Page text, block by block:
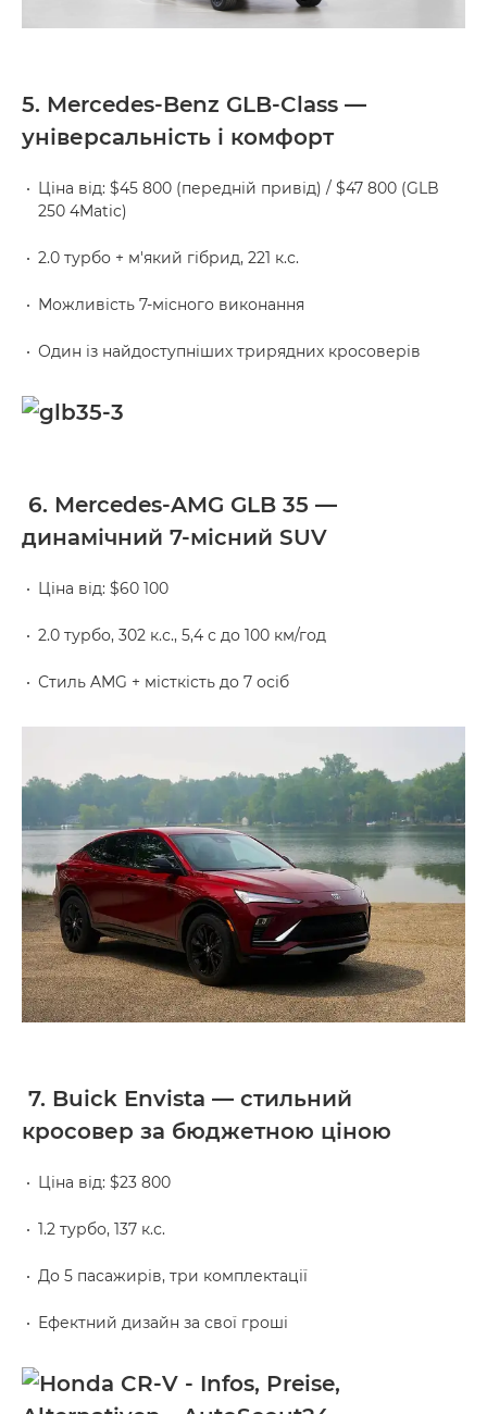
5. Mercedes-Benz GLB-Class —
універсальність і комфорт
Ціна від: $45 800 (передній привід) / $47 800 (GLB
250 4Matic)
2.0 турбо + м'який гібрид, 221 к.с.
Можливість 7-місного виконання
Один із найдоступніших трирядних кросоверів
6. Mercedes-AMG GLB 35 —
динамічний 7-місний SUV
Ціна від: $60 100
2.0 турбо, 302 к.с., 5,4 с до 100 км/год
Стиль AMG + місткість до 7 осіб
7. Buick Envista — стильний
кросовер за бюджетною ціною
Ціна від: $23 800
1.2 турбо, 137 к.с.
До 5 пасажирів, три комплектації
Ефектний дизайн за свої гроші